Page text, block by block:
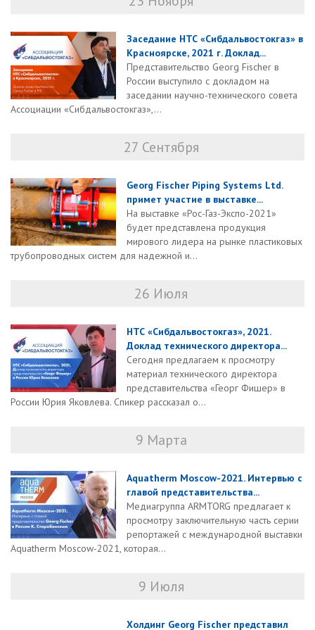
Заседание НТС «Сибдальвостокгаз» в
Красноярске, 2021 г. Доклад...
Представительство Georg Fischer в
России выступило с докладом на
заседании научно-технического совета
Ассоциации «Сибдальвостокгаз»,...
27 Сентября
Georg Fischer Piping Systems Ltd.
примет участие в выставке...
На выставке «Рос-Газ-Экспо-2021»
будет представлена продукция
мирового лидера на рынке пластиковых
трубопроводных систем для надежной и...
26 Июля
НТС «Сибдальвостокгаз», 2021.
Доклад технического директора...
Сегодня предлагаем к просмотру
материал технического директора
представительства «Георг Фишер» в
России Юрия Яковлева. Спикер рассказал о...
9 Марта
Aquatherm Moscow-2021. Интервью с
главой представительства...
Медиагруппа ARMTORG предлагает к
просмотру заключительную часть серии
репортажей с международной выставки
Aquatherm Moscow-2021, которая...
9 Июля
Холдинг Georg Fischer представил